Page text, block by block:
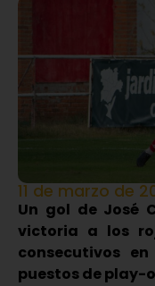
11 de marzo de
Un gol de José
victoria a los
consecutivos
puestos de play-